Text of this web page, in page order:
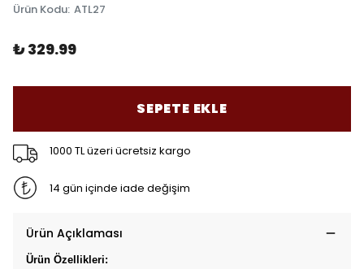
Ürün Kodu: ATL27
₺ 329.99
SEPETE EKLE
1000 TL üzeri ücretsiz kargo
14 gün içinde iade değişim
Ürün Açıklaması
Ürün Özellikleri: